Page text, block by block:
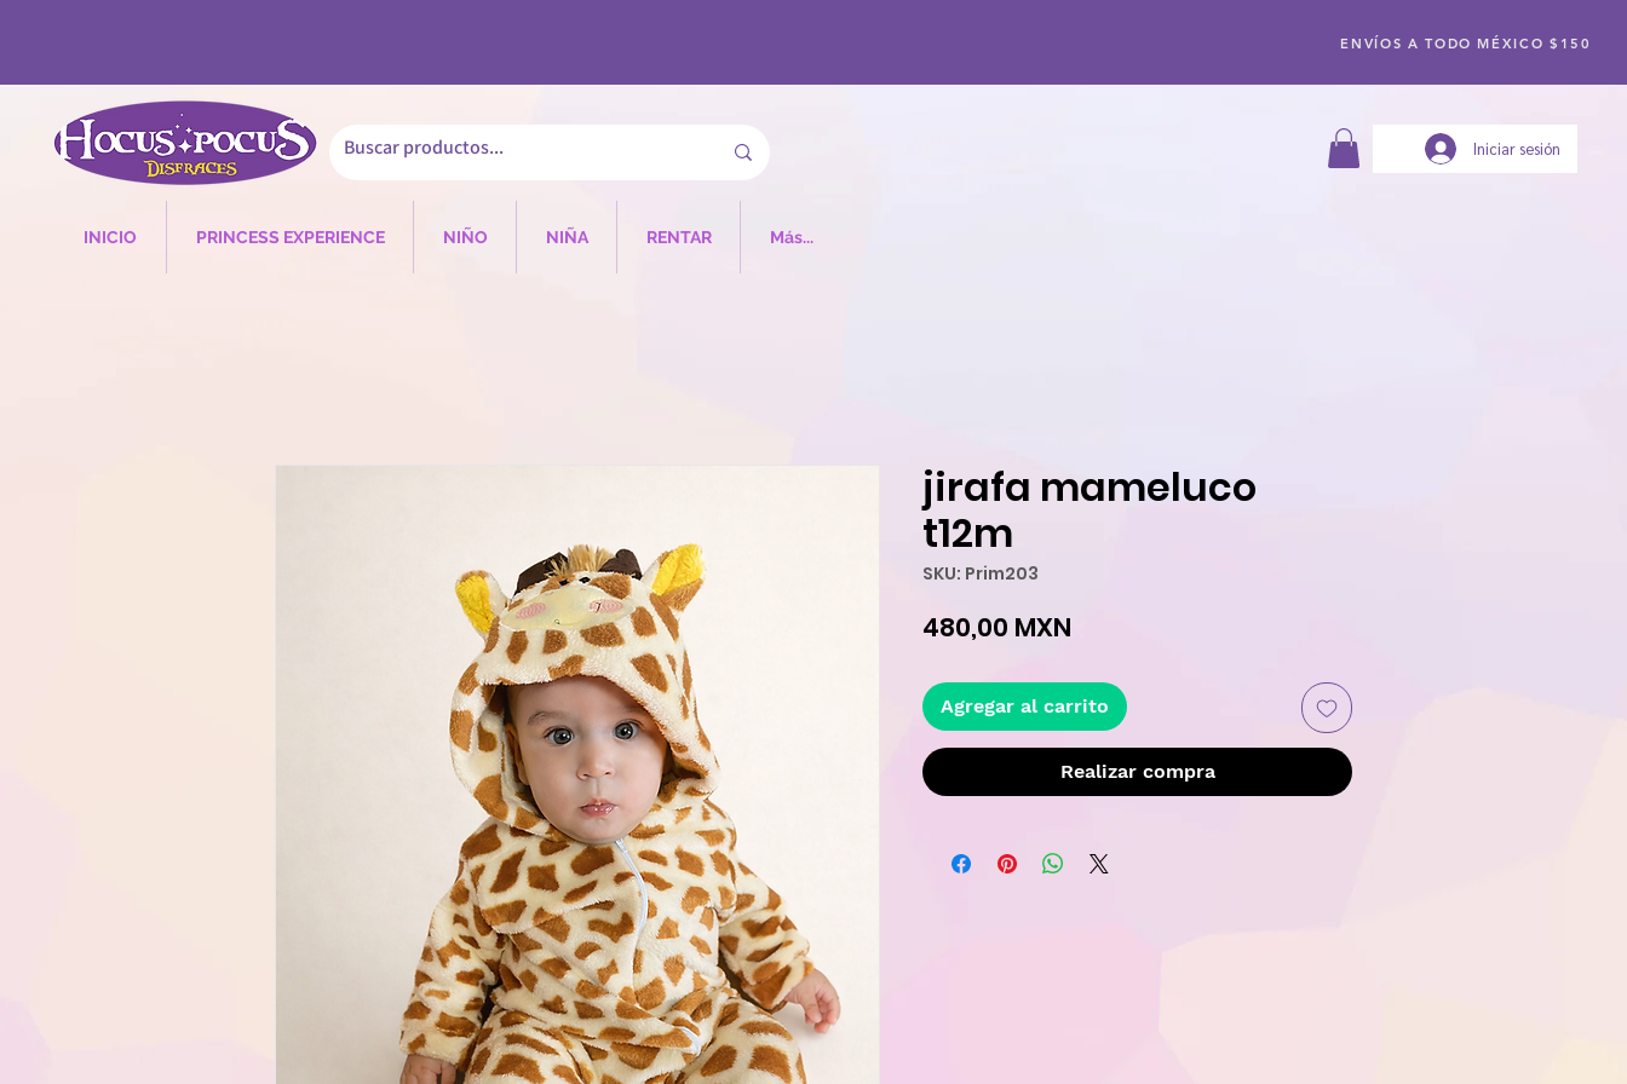
ENVÍOS A TODO MÉXICO $150
Iniciar sesión
INICIO PRINCESS EXPERIENCE NIÑO NIÑA RENTAR Más...
jirafa mameluco
t12m
SKU: Prim203
480,00 MXN
Agregar al carrito
Realizar compra